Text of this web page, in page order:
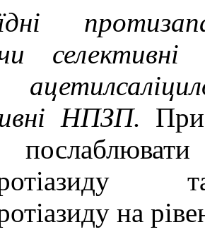
селективні
НПЗП.
на